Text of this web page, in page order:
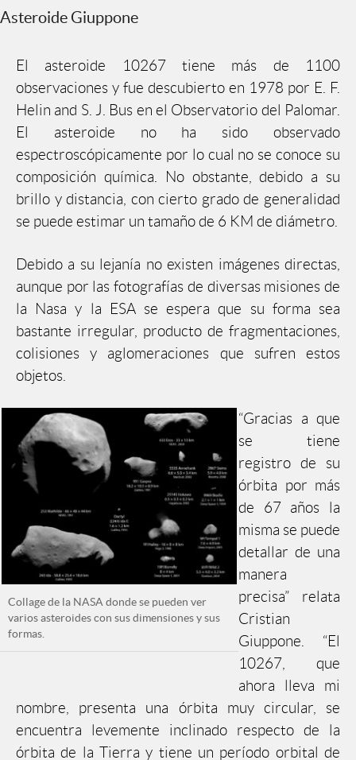
Asteroide Giuppone
El asteroide 10267 tiene más de 1100
observaciones y fue descubierto en 1978 por E. F.
Helin and S. J. Bus en el Observatorio del Palomar.
El asteroide no ha sido observado
espectroscópicamente por lo cual no se conoce su
composición química. No obstante, debido a su
brillo y distancia, con cierto grado de generalidad
se puede estimar un tamaño de 6 KM de diámetro.
Debido a su lejanía no existen imágenes directas,
aunque por las fotografías de diversas misiones de
la Nasa y la ESA se espera que su forma sea
bastante irregular, producto de fragmentaciones,
colisiones y aglomeraciones que sufren estos
objetos.
Collage de la NASA donde se pueden ver
varios asteroides con sus dimensiones y sus
formas.
“Gracias a que
se tiene
registro de su
órbita por más
de 67 años la
misma se puede
detallar de una
manera
precisa” relata
Cristian
Giuppone. “El
10267, que
ahora lleva mi
nombre, presenta una órbita muy circular, se
encuentra levemente inclinado respecto de la
órbita de la Tierra y tiene un período orbital de